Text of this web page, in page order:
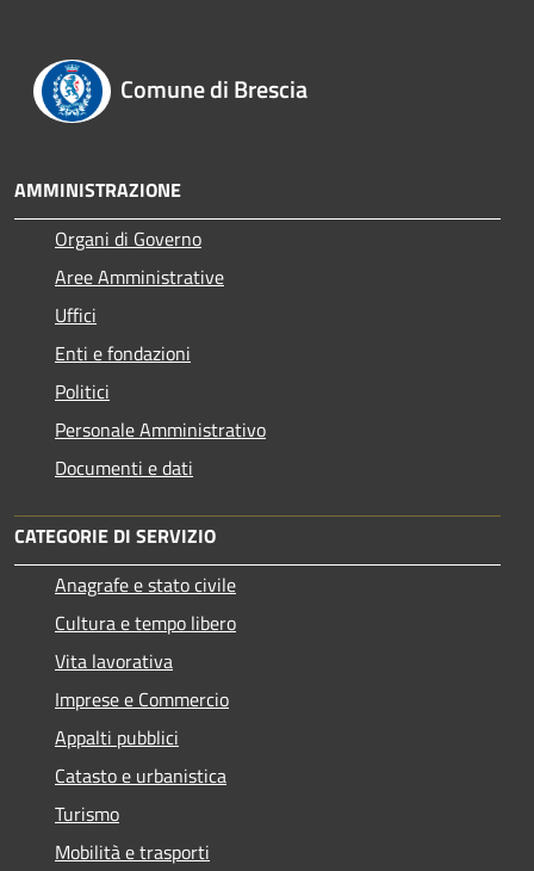
Comune di Brescia
AMMINISTRAZIONE
Organi di Governo
Aree Amministrative
Uffici
Enti e fondazioni
Politici
Personale Amministrativo
Documenti e dati
CATEGORIE DI SERVIZIO
Anagrafe e stato civile
Cultura e tempo libero
Vita lavorativa
Imprese e Commercio
Appalti pubblici
Catasto e urbanistica
Turismo
Mobilità e trasporti